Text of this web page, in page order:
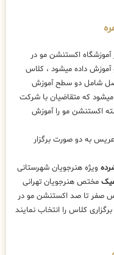
در رشته اکستنشن مو را آموزش
عریس به دو صورت برگزار
ویژه هنرجویان شهرستانی
مختص هنرجویان تهرانی
صفر تا صد اکستنشن مو در
کلاس را انتخاب نمایند
قاهره بسیار متنوع و
، بلند مدت تا دوره های
در دوره های آموزش تخصصی